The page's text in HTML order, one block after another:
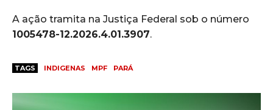
A ação tramita na Justiça Federal sob o número
1005478-12.2026.4.01.3907.
TAGS INDIGENAS MPF PARÁ